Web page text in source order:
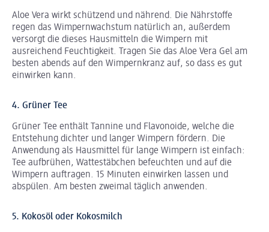
Aloe Vera wirkt schützend und nährend. Die Nährstoffe
regen das Wimpernwachstum natürlich an, außerdem
versorgt die dieses Hausmitteln die Wimpern mit
ausreichend Feuchtigkeit. Tragen Sie das Aloe Vera Gel am
besten abends auf den Wimpernkranz auf, so dass es gut
einwirken kann.
4. Grüner Tee
Grüner Tee enthält Tannine und Flavonoide, welche die
Entstehung dichter und langer Wimpern fördern. Die
Anwendung als Hausmittel für lange Wimpern ist einfach:
Tee aufbrühen, Wattestäbchen befeuchten und auf die
Wimpern auftragen. 15 Minuten einwirken lassen und
abspülen. Am besten zweimal täglich anwenden.
5. Kokosöl oder Kokosmilch